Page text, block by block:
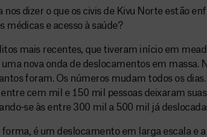
nos dizer o que os civis de Kivu Norte estão
médicas e acesso à saúde?
mais recentes, que tiveram início em
nova onda de deslocamentos em massa.
foram. Os números mudam todos os
cem mil e 150 mil pessoas deixaram
se às entre 300 mil a 500 mil já
forma, é um deslocamento em larga escala e